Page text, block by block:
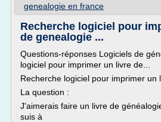
genealogie en france
Recherche logiciel pour
de genealogie ...
Questions-réponses Logiciels de
logiciel pour imprimer un livre de...
Recherche logiciel pour imprimer un
La question :
J'aimerais faire un livre de
suis à